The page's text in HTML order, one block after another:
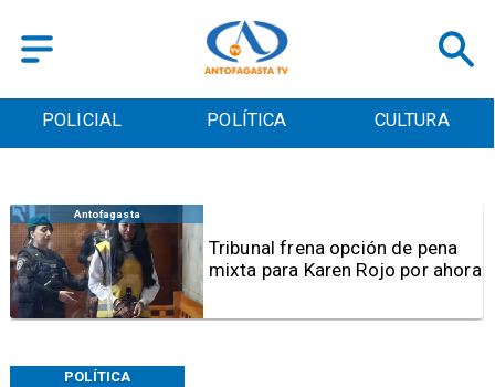
POLICIAL POLÍTICA CULTURA
POLÍTICA
Antofagasta
Tribunal frena opción de pena
mixta para Karen Rojo por ahora